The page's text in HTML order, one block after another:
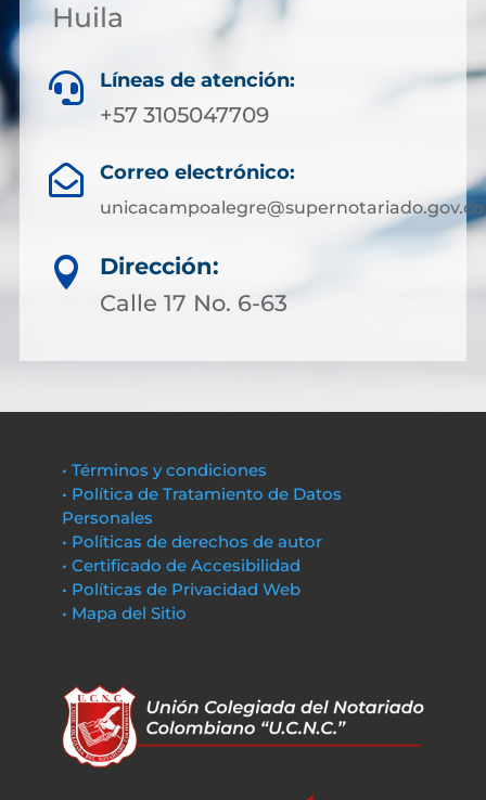
Huila
 Líneas de atención:
+57 3105047709
 Correo electrónico:
unicacampoalegre@supernotariado.gov.co

Dirección:
Calle 17 No. 6-63
• Términos y condiciones
• Política de Tratamiento de Datos
Personales
• Políticas de derechos de autor
• Certificado de Accesibilidad
• Políticas de Privacidad Web
• Mapa del Sitio